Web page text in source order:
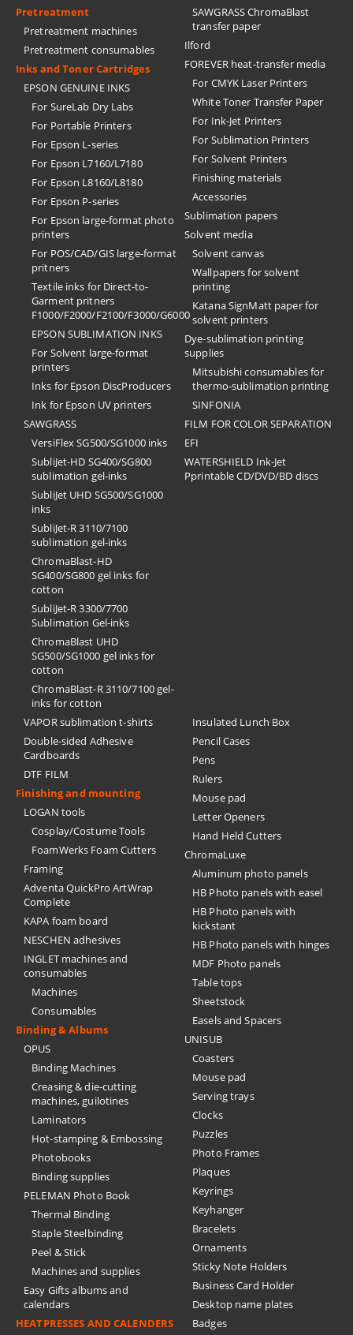
Pretreatment
Pretreatment machines
Pretreatment consumables
Inks and Toner Cartridges
EPSON GENUINE INKS
For SureLab Dry Labs
For Portable Printers
For Epson L-series
For Epson L7160/L7180
For Epson L8160/L8180
For Epson P-series
For Epson large-format photo
printers
For POS/CAD/GIS large-format
pritners
Textile inks for Direct-to-
Garment pritners
F1000/F2000/F2100/F3000/G6000
EPSON SUBLIMATION INKS
For Solvent large-format
printers
Inks for Epson DiscProducers
Ink for Epson UV printers
SAWGRASS
VersiFlex SG500/SG1000 inks
SubliJet-HD SG400/SG800
sublimation gel-inks
SubliJet UHD SG500/SG1000
inks
SubliJet-R 3110/7100
sublimation gel-inks
ChromaBlast-HD
SG400/SG800 gel inks for
cotton
SubliJet-R 3300/7700
Sublimation Gel-inks
ChromaBlast UHD
SG500/SG1000 gel inks for
cotton
ChromaBlast-R 3110/7100 gel-
inks for cotton
SAWGRASS ChromaBlast
transfer paper
Ilford
FOREVER heat-transfer media
For CMYK Laser Printers
White Toner Transfer Paper
For Ink-Jet Printers
For Sublimation Printers
For Solvent Printers
Finishing materials
Accessories
Sublimation papers
Solvent media
Solvent canvas
Wallpapers for solvent
printing
Katana SignMatt paper for
solvent printers
Dye-sublimation printing
supplies
Mitsubishi consumables for
thermo-sublimation printing
SINFONIA
FILM FOR COLOR SEPARATION
EFI
​WATERSHIELD Ink-Jet
Pprintable CD/DVD/BD discs
VAPOR sublimation t-shirts
Double-sided Adhesive
Cardboards
DTF FILM
Finishing and mounting
LOGAN tools
Cosplay/Costume Tools
FoamWerks Foam Cutters
Framing
Adventa QuickPro ArtWrap
Complete
KAPA foam board
NESCHEN adhesives
INGLET machines and
consumables
Machines
Consumables
Binding & Albums
OPUS
Binding Machines
Creasing & die-cutting
machines, guilotines
Laminators
Hot-stamping & Embossing
Photobooks
Binding supplies
PELEMAN Photo Book
Thermal Binding
Staple Steelbinding
Peel & Stick
Machines and supplies
Easy Gifts albums and
calendars
HEATPRESSES AND CALENDERS
Insulated Lunch Box
Pencil Cases
Pens
Rulers
Mouse pad
Letter Openers
Hand Held Cutters
ChromaLuxe
Aluminum photo panels
HB Photo panels with easel
HB Photo panels with
kickstant
HB Photo panels with hinges
MDF Photo panels
Table tops
Sheetstock
Easels and Spacers
UNISUB
Coasters
Mouse pad
Serving trays
Clocks
Puzzles
Photo Frames
Plaques
Keyrings
Keyhanger
Bracelets
Ornaments
Sticky Note Holders
Business Card Holder
Desktop name plates
Badges